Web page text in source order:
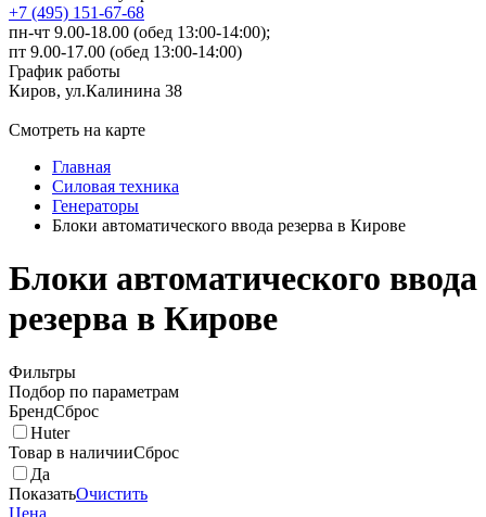
+7 (495) 151-67-68
пн-чт 9.00-18.00 (обед 13:00-14:00);
пт 9.00-17.00 (обед 13:00-14:00)
График работы
Киров, ул.Калинина 38
Смотреть на карте
Главная
Силовая техника
Генераторы
Блоки автоматического ввода резерва в Кирове
Блоки автоматического ввода
резерва в Кирове
Фильтры
Подбор по параметрам
БрендСброс
Huter
Товар в наличииСброс
Да
ПоказатьОчистить
Цена